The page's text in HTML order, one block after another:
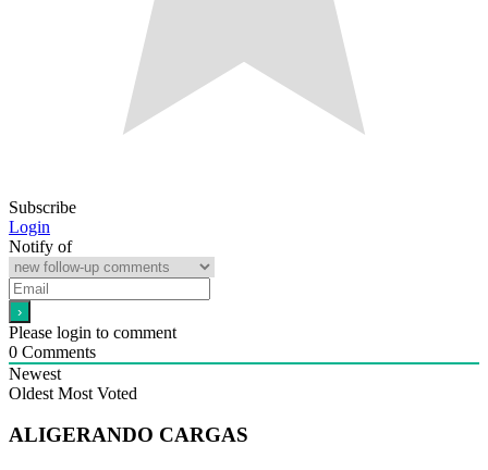
Subscribe
Login
Notify of
Please login to comment
0 Comments
Newest
Oldest Most Voted
ALIGERANDO CARGAS